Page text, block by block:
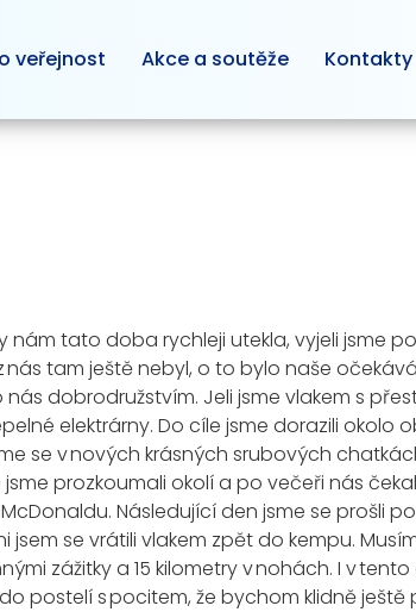
veřejnost Akce a soutěže Kontakty
nám tato doba rychleji utekla, vyjeli jsme
nás tam ještě nebyl, o to bylo naše
nás dobrodružstvím. Jeli jsme vlakem s
elektrárny. Do cíle jsme dorazili okolo
se vnových krásných srubových
prozkoumali okolí a po večeři nás
McDonaldu. Následující den jsme se prošli po
jsem se vrátili vlakem zpět do kempu.
zážitkya 15 kilometry v nohách. I vtento
do postelí s pocitem, že bychom klidněještě